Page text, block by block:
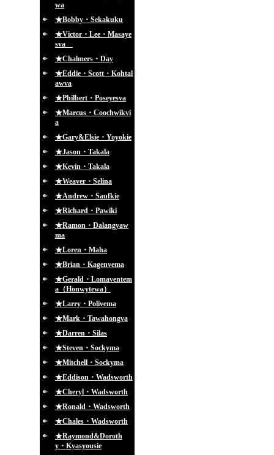
wa
★Bobby・Sekakuku
★Victor・Lee・Masaye
sva
★Chalmers・Day
★Eddie・Scott・Kohtal
awva
★Philbert・Poseyesva
★Marcus・Coochwikvi
a
★Gary&Elsie・Yoyokie
★Jason・Takala
★Kevin・Takala
★Weaver・Selina
★Andrew・Saufkie
★Richard・Pawiki
★Ramon・Dalangyaw
ma
★Loren・Maha
★Brian・Kagenvema
★Gerald・Lomaventem
a（Honwytewa）
★Larry・Polivema
★Mark・Tawahongva
★Darren・Silas
★Steven・Sockyma
★Mitchell・Sockyma
★Eddison・Wadsworth
★Cheryl・Wadsworth
★Ronald・Wadsworth
★Chales・Wadsworth
★Raymond&Doroth
y・Kyasyousie